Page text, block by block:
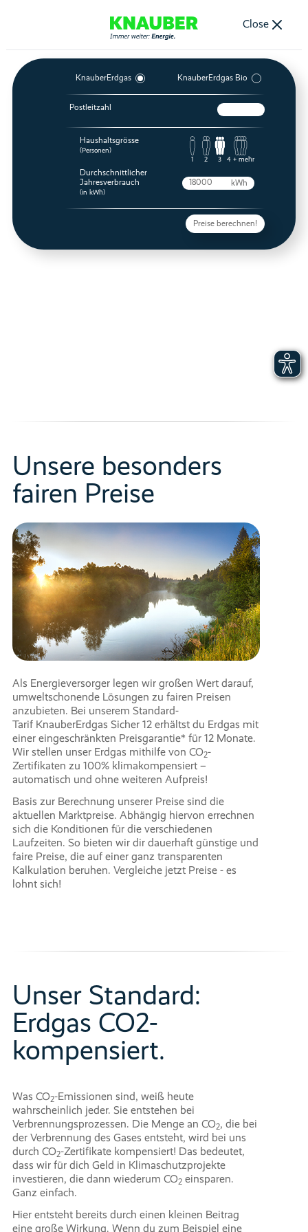
Close
KnauberErdgas KnauberErdgas Bio
Postleitzahl
1 2 3 4 + mehr
Haushaltsgrösse
(Personen)
kWh
Durchschnittlicher
Jahresverbrauch
(in kWh)
Preise berechnen!
Unsere besonders
fairen Preise
Als Energieversorger legen wir großen Wert darauf,
umweltschonende Lösungen zu fairen Preisen
anzubieten. Bei unserem Standard-
Tarif KnauberErdgas Sicher 12 erhältst du Erdgas mit
einer eingeschränkten Preisgarantie* für 12 Monate.
Wir stellen unser Erdgas mithilfe von CO2-
Zertifikaten zu 100% klimakompensiert –
automatisch und ohne weiteren Aufpreis!
Basis zur Berechnung unserer Preise sind die
aktuellen Marktpreise. Abhängig hiervon errechnen
sich die Konditionen für die verschiedenen
Laufzeiten. So bieten wir dir dauerhaft günstige und
faire Preise, die auf einer ganz transparenten
Kalkulation beruhen. Vergleiche jetzt Preise - es
lohnt sich!
Was CO2-Emissionen sind, weiß heute
wahrscheinlich jeder. Sie entstehen bei
Verbrennungsprozessen. Die Menge an CO2, die bei
der Verbrennung des Gases entsteht, wird bei uns
durch CO2-Zertifikate kompensiert! Das bedeutet,
dass wir für dich Geld in Klimaschutzprojekte
investieren, die dann wiederum CO2einsparen.
Ganz einfach.
Hier entsteht bereits durch einen kleinen Beitrag
eine große Wirkung. Wenn du zum Beispiel eine
Unser Standard:
Erdgas CO2-
kompensiert.